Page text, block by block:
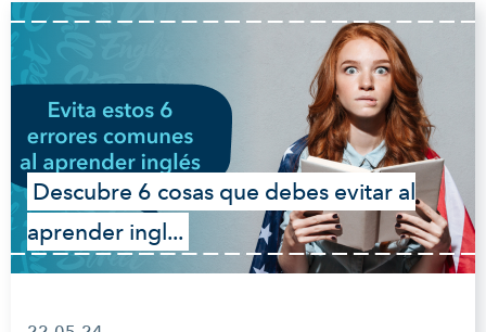
Descubre 6 cosas que debes evitar al
aprender ingl...